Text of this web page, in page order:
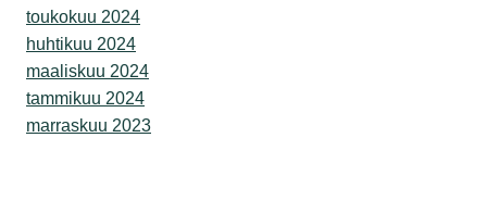
toukokuu 2024
huhtikuu 2024
maaliskuu 2024
tammikuu 2024
marraskuu 2023